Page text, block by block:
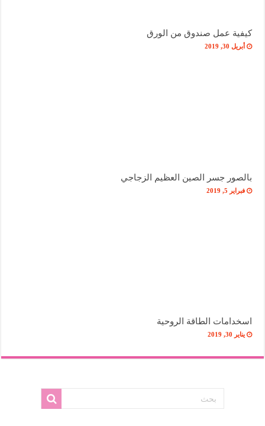
كيفية عمل صندوق من الورق
أبريل 30, 2019
بالصور جسر الصين العظيم الزجاجي
فبراير 5, 2019
اسخدامات الطاقة الروحية
يناير 30, 2019